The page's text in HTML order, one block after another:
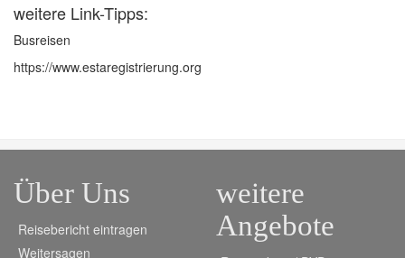
weitere Link-Tipps:
Busreisen
https://www.estaregistrierung.org
Über Uns
Reisebericht eintragen
Weitersagen
weitere
Angebote